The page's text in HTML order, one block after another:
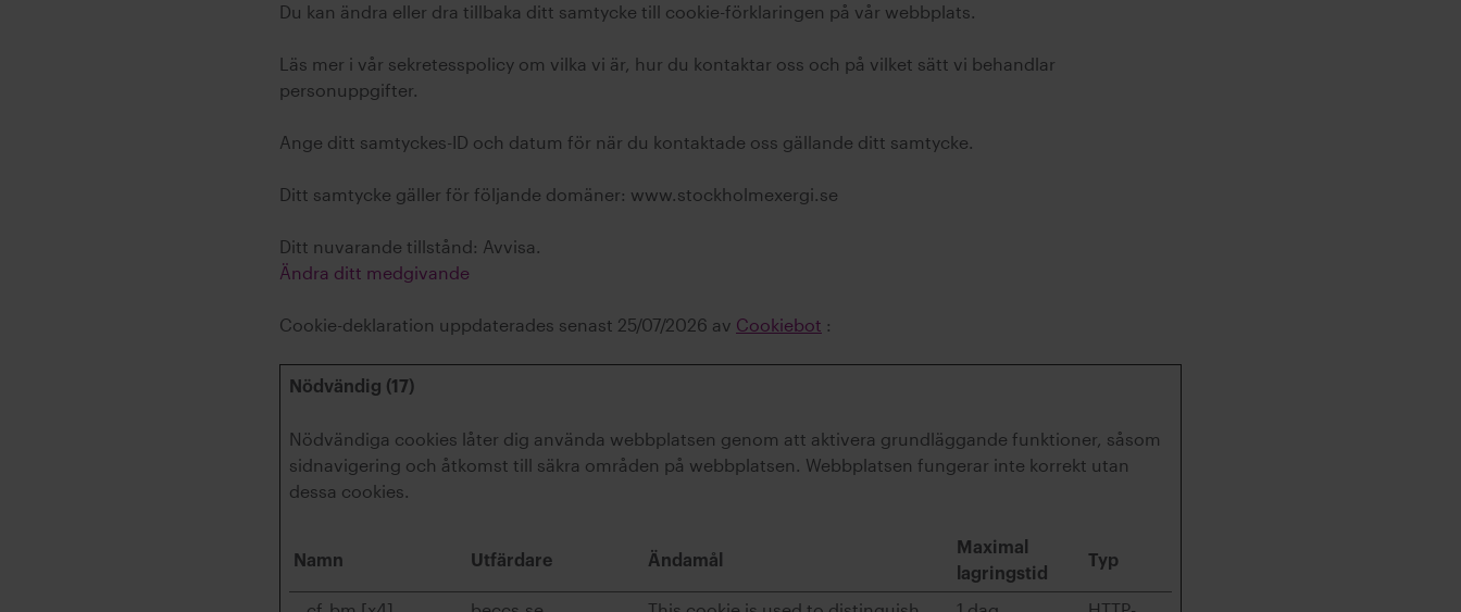
Du kan ändra eller dra tillbaka ditt samtycke till cookie-förklaringen på vår webbplats.
Läs mer i vår sekretesspolicy om vilka vi är, hur du kontaktar oss och på vilket sätt vi behandlar
personuppgifter.
Ange ditt samtyckes-ID och datum för när du kontaktade oss gällande ditt samtycke.
Ditt samtycke gäller för följande domäner: www.stockholmexergi.se
Ditt nuvarande tillstånd: Avvisa.
Ändra ditt medgivande
Cookie-deklaration uppdaterades senast 25/07/2026 av Cookiebot :
Nödvändig (17)
Nödvändiga cookies låter dig använda webbplatsen genom att aktivera grundläggande funktioner, såsom
sidnavigering och åtkomst till säkra områden på webbplatsen. Webbplatsen fungerar inte korrekt utan
dessa cookies.
Namn Utfärdare Ändamål
Maximal
lagringstid
Typ